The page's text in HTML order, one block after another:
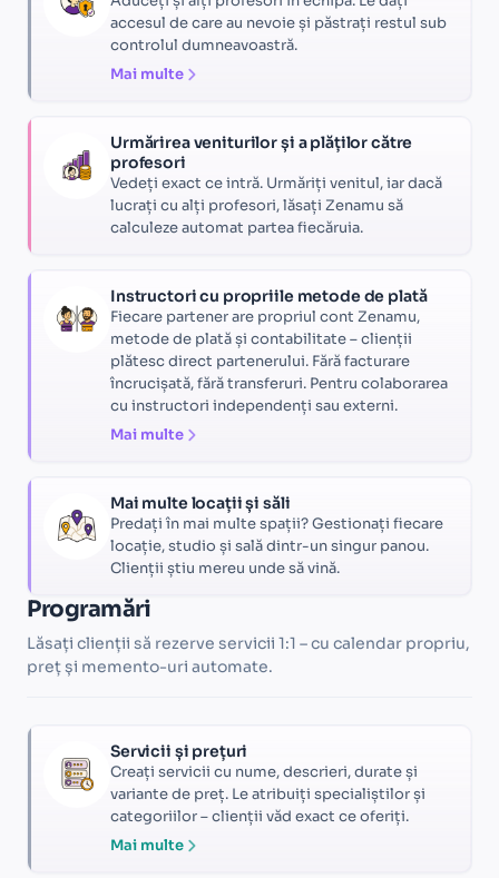
accesul de care au nevoie și păstrați restul sub
controlul dumneavoastră.
Mai multe
Urmărirea veniturilor și a plăților către
profesori
Vedeți exact ce intră. Urmăriți venitul, iar dacă
lucrați cu alți profesori, lăsați Zenamu să
calculeze automat partea fiecăruia.
Instructori cu propriile metode de plată
Fiecare partener are propriul cont Zenamu,
metode de plată și contabilitate – clienții
plătesc direct partenerului. Fără facturare
încrucișată, fără transferuri. Pentru colaborarea
cu instructori independenți sau externi.
Mai multe
Mai multe locații și săli
Predați în mai multe spații? Gestionați fiecare
locație, studio și sală dintr-un singur panou.
Clienții știu mereu unde să vină.
Programări
Lăsați clienții să rezerve servicii 1:1 – cu calendar propriu,
preț și memento-uri automate.
Servicii și prețuri
Creați servicii cu nume, descrieri, durate și
variante de preț. Le atribuiți specialiștilor și
categoriilor – clienții văd exact ce oferiți.
Mai multe